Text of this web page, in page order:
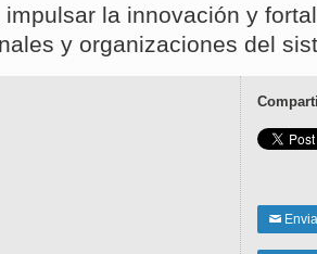
la innovación y
y organizaciones del
✉